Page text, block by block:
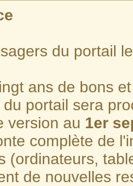
du portail
ans de bons
du portail sera
version au 1er
complète de
(ordinateurs,
de nouvelles